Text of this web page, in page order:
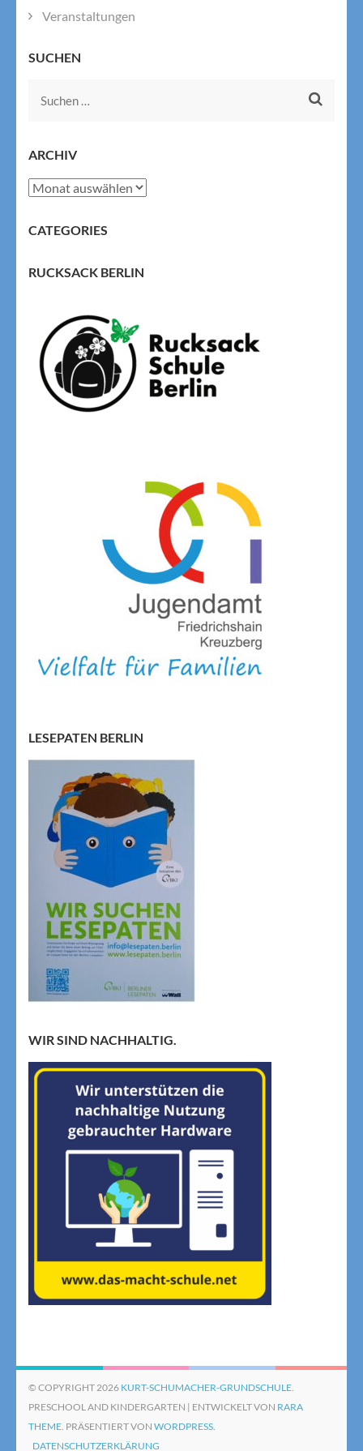
Veranstaltungen
SUCHEN
Suchen
ARCHIV
Archiv
CATEGORIES
RUCKSACK BERLIN
LESEPATEN BERLIN
WIR SIND NACHHALTIG.
© COPYRIGHT 2026 KURT-SCHUMACHER-GRUNDSCHULE.
PRESCHOOL AND KINDERGARTEN | ENTWICKELT VON RARA
THEME. PRÄSENTIERT VON WORDPRESS.
DATENSCHUTZERKLÄRUNG